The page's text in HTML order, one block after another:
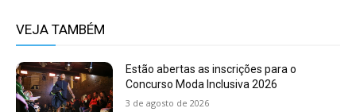
VEJA TAMBÉM
Estão abertas as inscrições para o
Concurso Moda Inclusiva 2026
3 de agosto de 2026